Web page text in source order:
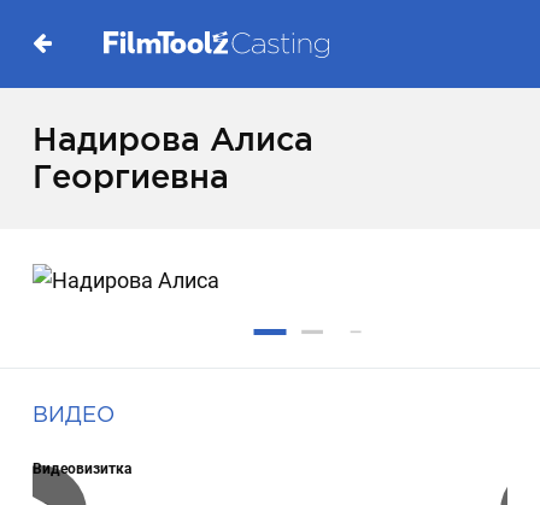
Надирова Алиса
Георгиевна
ВИДЕО
Видеовизитка